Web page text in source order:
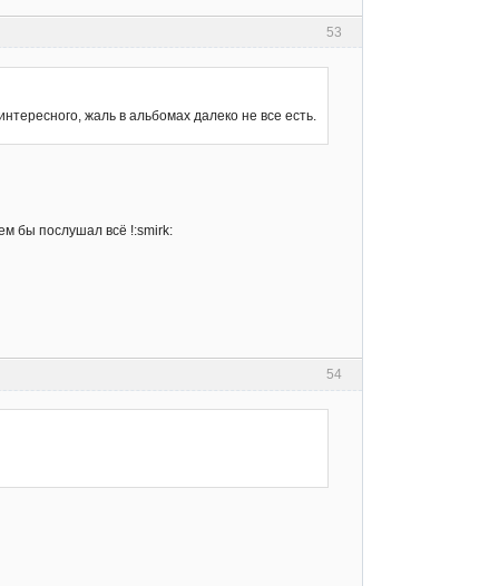
53
жаль в альбомах далеко не все есть.
бы послушал всё !:smirk:
54